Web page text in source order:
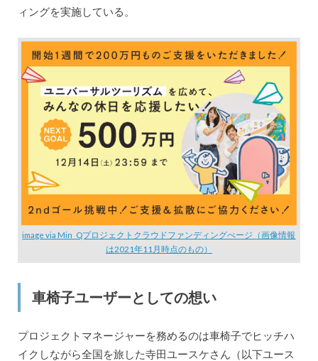
ィングを実施している。
image via Min_Qプロジェクトクラウドファンディングぺージ（画像情報
は2021年11月時点のもの）
車椅子ユーザーとしての想い
プロジェクトマネージャーを務めるのは車椅子でヒッチハ
イクしながら全国を旅した寺田ユースケさん（以下ユース